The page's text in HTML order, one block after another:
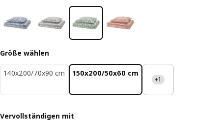
Größe wählen
140x200/70x90 cm 150x200/50x60 cm
+1
Vervollständigen mit